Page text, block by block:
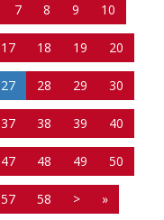
7 8 9 10
17 18 19 20
27 28 29 30
37 38 39 40
47 48 49 50
57 58 > »